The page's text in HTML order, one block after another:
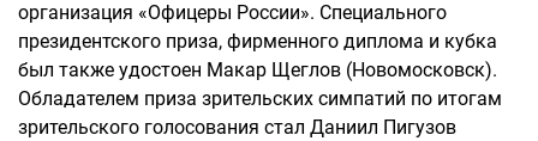
организация «Офицеры России». Специального
президентского приза, фирменного диплома и кубка
был также удостоен Макар Щеглов (Новомосковск).
Обладателем приза зрительских симпатий по итогам
зрительского голосования стал Даниил Пигузов